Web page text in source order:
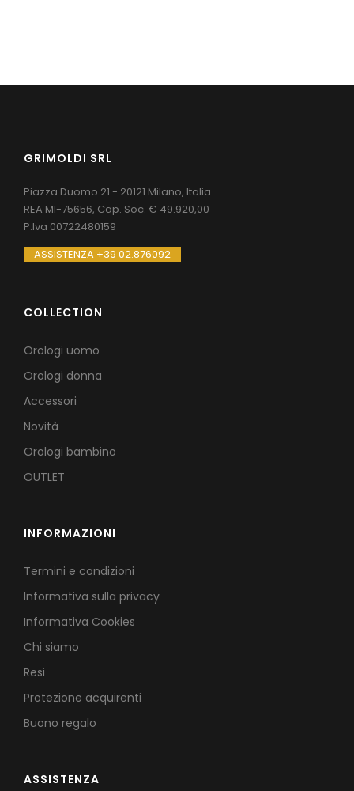
GRIMOLDI SRL
Piazza Duomo 21 - 20121 Milano, Italia
REA MI-75656, Cap. Soc. € 49.920,00
P.Iva 00722480159
ASSISTENZA +39 02.876092
COLLECTION
Orologi uomo
Orologi donna
Accessori
Novità
Orologi bambino
OUTLET
INFORMAZIONI
Termini e condizioni
Informativa sulla privacy
Informativa Cookies
Chi siamo
Resi
Protezione acquirenti
Buono regalo
ASSISTENZA